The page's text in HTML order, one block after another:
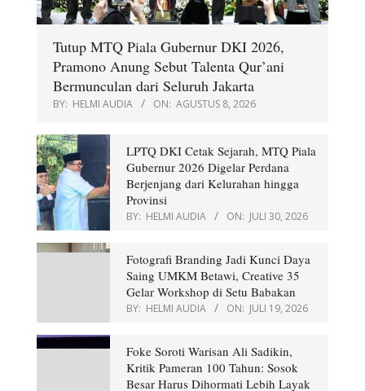
LPTQ DKI Cetak Sejarah, MTQ Piala
Gubernur 2026 Digelar Perdana
Berjenjang dari Kelurahan hingga
Provinsi
BY: HELMI AUDIA ON: JULI 30, 2026
Fotografi Branding Jadi Kunci Daya
Saing UMKM Betawi, Creative 35
Gelar Workshop di Setu Babakan
BY: HELMI AUDIA
Kritik Pameran 100 Tahun: Sosok
Besar Harus Dihormati Lebih Layak
BY: HELMI AUDIA ON: JULI 16, 2026
Tegaskan Budaya Betawi Tetap Jadi
Identitas Jakarta Menuju Kota Global
BY: HELMI AUDIA ON: JULI 15, 2026